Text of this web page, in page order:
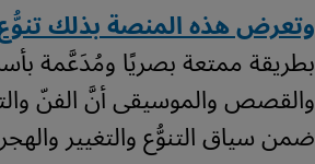
وتعرض هذه المنصة بذلك تنوُّع
بطريقة ممتعة بصريًا ومُدَعَّمة
والقصص والموسيقى أنَّ الفنّ
ضمن سياق التنوُّع والتغيير